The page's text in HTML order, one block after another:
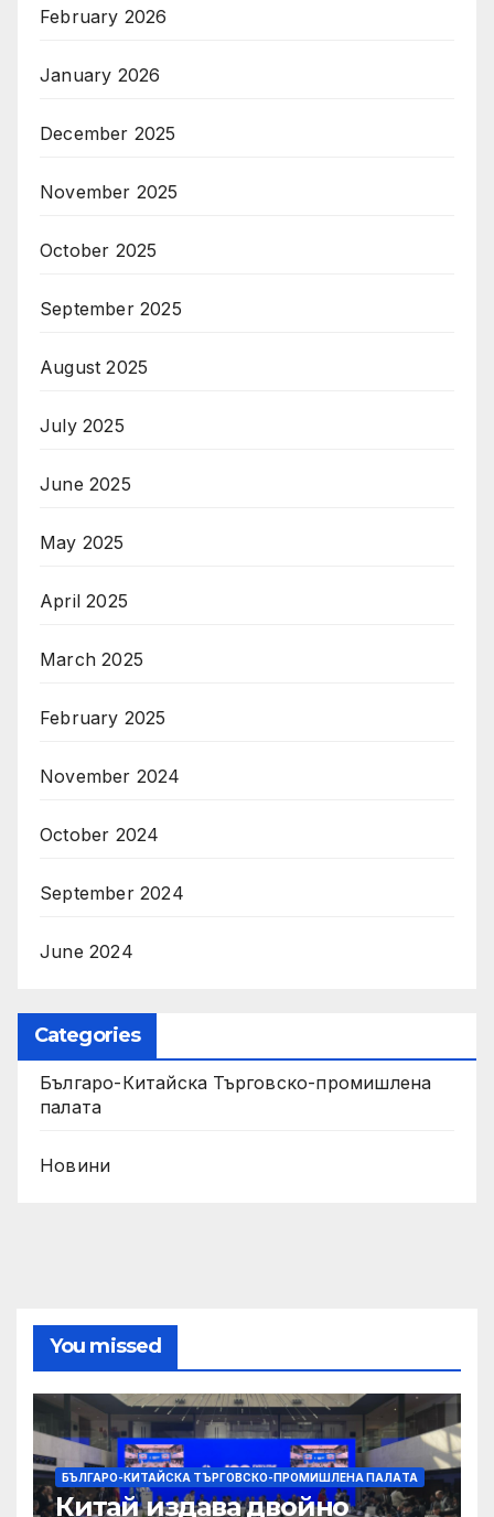
February 2026
January 2026
December 2025
November 2025
October 2025
September 2025
August 2025
July 2025
June 2025
May 2025
April 2025
March 2025
February 2025
November 2024
October 2024
September 2024
June 2024
Categories
Българо-Китайска Търговско-промишлена
палaта
Новини
You missed
БЪЛГАРО-КИТАЙСКА ТЪРГОВСКО-ПРОМИШЛЕНА ПАЛAТА
Китай издава двойно